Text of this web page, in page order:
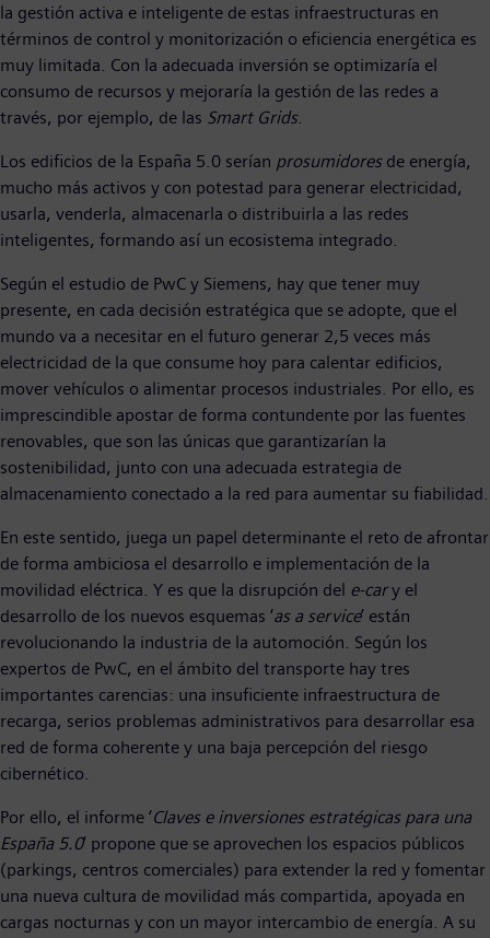
la gestión activa e inteligente de estas infraestructuras en
términos de control y monitorización o eficiencia energética es
muy limitada. Con la adecuada inversión se optimizaría el
consumo de recursos y mejoraría la gestión de las redes a
través, por ejemplo, de las Smart Grids.
Los edificios de la España 5.0 serían prosumidoresde energía,
mucho más activos y con potestad para generar electricidad,
usarla, venderla, almacenarla o distribuirla a las redes
inteligentes, formando así un ecosistema integrado.
Según el estudio de PwC y Siemens, hay que tener muy
presente, en cada decisión estratégica que se adopte, que el
mundo va a necesitar en el futuro generar 2,5 veces más
electricidad de la que consume hoy para calentar edificios,
mover vehículos o alimentar procesos industriales. Por ello, es
imprescindible apostar de forma contundente por las fuentes
renovables, que son las únicas que garantizarían la
sostenibilidad, junto con una adecuada estrategia de
almacenamiento conectado a la red para aumentar su fiabilidad.
En este sentido, juega un papel determinante el reto de afrontar
de forma ambiciosa el desarrollo e implementación de la
movilidad eléctrica. Y es que la disrupción del e-cary el
desarrollo de los nuevos esquemas ‘as a service’ están
revolucionando la industria de la automoción. Según los
expertos de PwC, en el ámbito del transporte hay tres
importantes carencias: una insuficiente infraestructura de
recarga, serios problemas administrativos para desarrollar esa
red de forma coherente y una baja percepción del riesgo
cibernético.
Por ello, el informe ‘Claves e inversiones estratégicas para una
España 5.0’ propone que se aprovechen los espacios públicos
(parkings, centros comerciales) para extender la red y fomentar
una nueva cultura de movilidad más compartida, apoyada en
cargas nocturnas y con un mayor intercambio de energía. A su